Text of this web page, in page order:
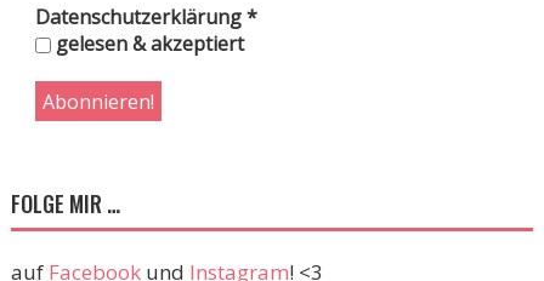
Datenschutzerklärung*
gelesen & akzeptiert
FOLGE MIR …
auf Facebookund Instagram! <3